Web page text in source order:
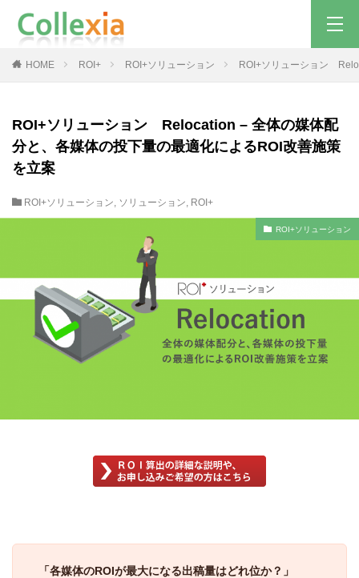
HOME ROI+ ROI+ソリューション ROI+ソリューション
ROI+ソリューション Relocation – 全体の媒体配
分と、各媒体の投下量の最適化によるROI改善施策
を立案
ROI+ソリューション, ソリューション, ROI+
ROI+ソリューション
「各媒体のROIが最大になる出稿量はどれ位か？」